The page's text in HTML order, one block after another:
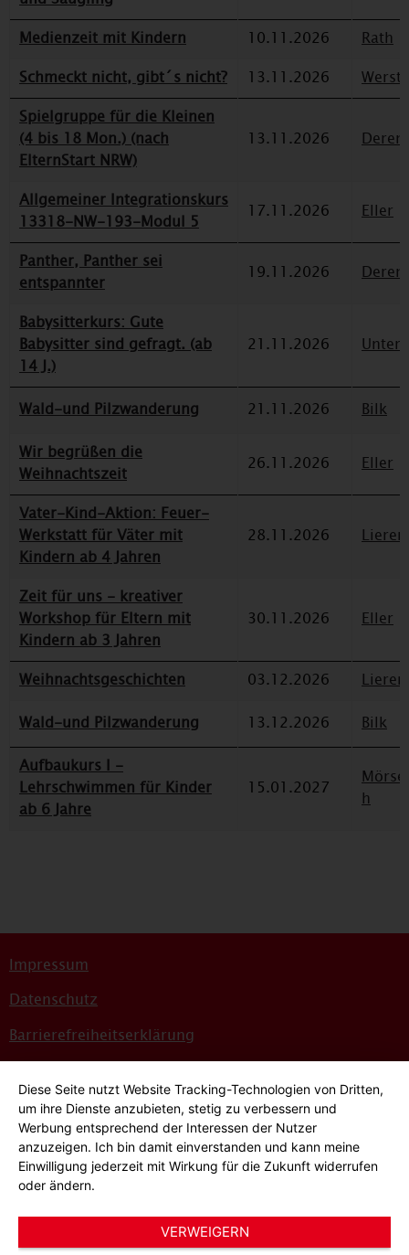
Medienzeit mit Kindern 10.11.2026
Rath
Schmeckt nicht, gibt´s nicht?
13.11.2026
Spielgruppe für die Kleinen
(4 bis 18 Mon.) (nach
ElternStart NRW)
13.11.2026
Allgemeiner Integrationskurs
13318-NW-193-Modul 5
17.11.2026 Eller
Panther, Panther sei
entspannter
19.11.2026
Babysitterkurs: Gute
Babysitter sind gefragt. (ab
14 J.)
21.11.2026
Wald-und Pilzwanderung 21.11.2026
Bilk
Wir begrüßen die
Weihnachtszeit
26.11.2026 Eller
Vater-Kind-Aktion: Feuer-
Werkstatt für Väter mit
Kindern ab 4 Jahren
28.11.2026
Zeit für uns - kreativer
Workshop für Eltern mit
Kindern ab 3 Jahren
30.11.2026 Eller
Weihnachtsgeschichten 03.12.2026
Wald-und Pilzwanderung
13.12.2026
Bilk
Aufbaukurs I -
Lehrschwimmen für Kinder
ab 6 Jahre
15.01.2027
h
Impressum
Datenschutz
Barrierefreiheitserklärung
Bildnachweise
Hinweisgeber*innensystem
Cookie-Einstellungen
Diese Seite nutzt Website Tracking-Technologien von Dritten,
um ihre Dienste anzubieten, stetig zu verbessern und
Werbung entsprechend der Interessen der Nutzer
anzuzeigen. Ich bin damit einverstanden und kann meine
Einwilligung jederzeit mit Wirkung für die Zukunft widerrufen
oder ändern.
VERWEIGERN